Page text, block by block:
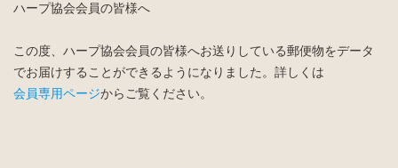
お知らせ
News
ハープ協会会員の皆様へ
この度、ハープ協会会員の皆様へお送りしている郵便物をデータ
でお届けすることができるようになりました。詳しくは
会員専用ページからご覧ください。